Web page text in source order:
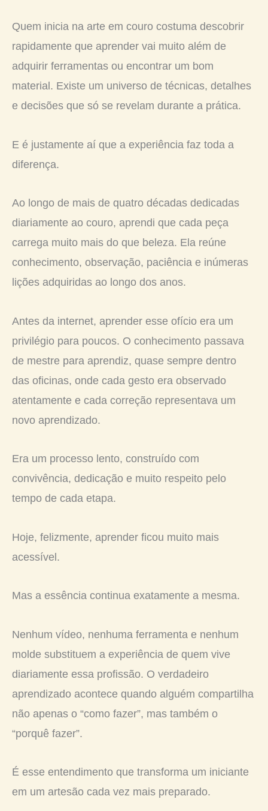
Quem inicia na arte em couro costuma descobrir
rapidamente que aprender vai muito além de
adquirir ferramentas ou encontrar um bom
material. Existe um universo de técnicas, detalhes
e decisões que só se revelam durante a prática.
E é justamente aí que a experiência faz toda a
diferença.
Ao longo de mais de quatro décadas dedicadas
diariamente ao couro, aprendi que cada peça
carrega muito mais do que beleza. Ela reúne
conhecimento, observação, paciência e inúmeras
lições adquiridas ao longo dos anos.
Antes da internet, aprender esse ofício era um
privilégio para poucos. O conhecimento passava
de mestre para aprendiz, quase sempre dentro
das oficinas, onde cada gesto era observado
atentamente e cada correção representava um
novo aprendizado.
Era um processo lento, construído com
convivência, dedicação e muito respeito pelo
tempo de cada etapa.
Hoje, felizmente, aprender ficou muito mais
acessível.
Mas a essência continua exatamente a mesma.
Nenhum vídeo, nenhuma ferramenta e nenhum
molde substituem a experiência de quem vive
diariamente essa profissão. O verdadeiro
aprendizado acontece quando alguém compartilha
não apenas o “como fazer”, mas também o
“porquê fazer”.
É esse entendimento que transforma um iniciante
em um artesão cada vez mais preparado.